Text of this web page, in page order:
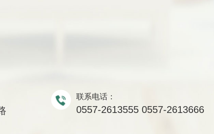
联系电话：
0557-2613555 0557-2613666